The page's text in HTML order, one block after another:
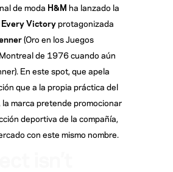
de moda H&M ha lanzado la
Every Victoryprotagonizada
(Oro en los Juegos
de 1976 cuando aún
En este spot, que apela
que a la propia práctica del
marca pretende promocionar
deportiva de la compañía,
con este mismo nombre.